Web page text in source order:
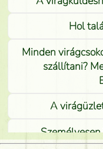
Hol
Minden
szállítani?
A
virágcsokrot, vagy